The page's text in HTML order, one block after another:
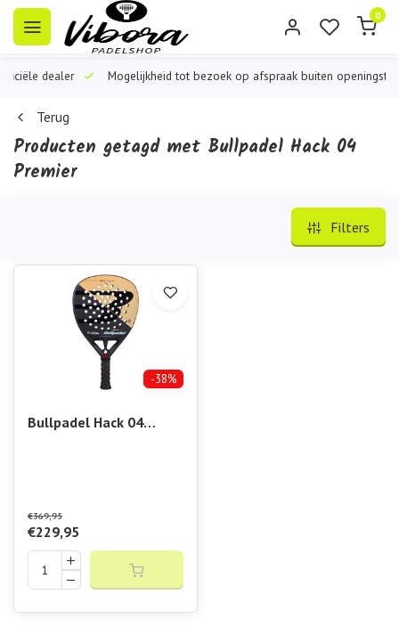
0
dealer Mogelijkheid tot bezoek op afspraak buiten openingstijden
Terug
Producten getagd met Bullpadel Hack 04
Premier
Filters
-38%
Bullpadel Hack 04
€369,95
€229,95